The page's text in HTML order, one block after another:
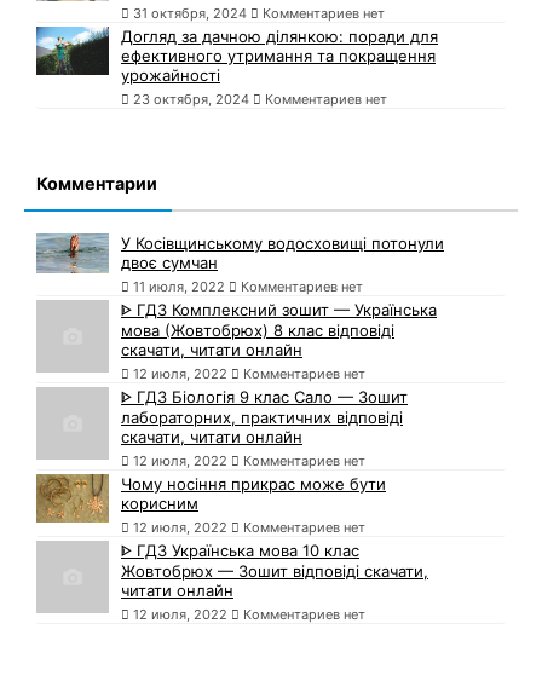
31 октября, 2024 Комментариев нет
Догляд за дачною ділянкою: поради для
ефективного утримання та покращення
урожайності
23 октября, 2024 Комментариев нет
Комментарии
У Косівщинському водосховищі потонули
двоє сумчан
11 июля, 2022 Комментариев нет
ᐈ ГДЗ Комплексний зошит — Українська
мова (Жовтобрюх) 8 клас відповіді
скачати, читати онлайн
12 июля, 2022 Комментариев нет
ᐈ ГДЗ Біологія 9 клас Сало — Зошит
лабораторних, практичних відповіді
скачати, читати онлайн
12 июля, 2022 Комментариев нет
Чому носіння прикрас може бути
корисним
12 июля, 2022 Комментариев нет
ᐈ ГДЗ Українська мова 10 клас
Жовтобрюх — Зошит відповіді скачати,
читати онлайн
12 июля, 2022 Комментариев нет